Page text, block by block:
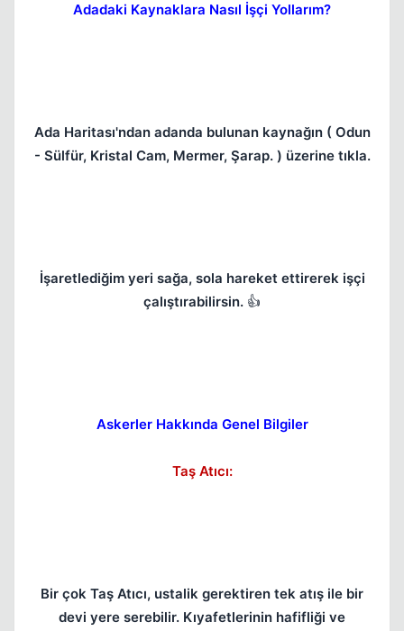
Adadaki Kaynaklara Nasıl İşçi Yollarım?
Ada Haritası'ndan adanda bulunan kaynağın ( Odun
- Sülfür, Kristal Cam, Mermer, Şarap. ) üzerine tıkla.
İşaretlediğim yeri sağa, sola hareket ettirerek işçi
çalıştırabilirsin. 👍
Askerler Hakkında Genel Bilgiler
Taş Atıcı:
Bir çok Taş Atıcı, ustalik gerektiren tek atış ile bir
devi yere serebilir. Kıyafetlerinin hafifliği ve